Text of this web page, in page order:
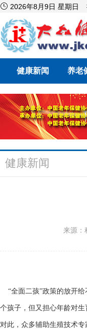
 2026年8月9日 星期日
健康新闻 养老
健康新闻
来源
“全面二孩”政策的放开给
个孩子，但又担心年龄对
对此，众多辅助生殖技术